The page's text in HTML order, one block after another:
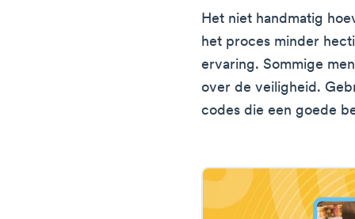
Het niet handmatig
het proces minder
ervaring. Sommige
over de veiligheid.
codes die een goede